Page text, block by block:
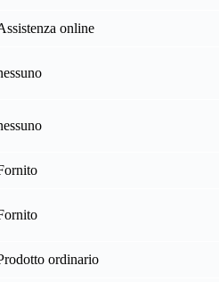
online
ordinario